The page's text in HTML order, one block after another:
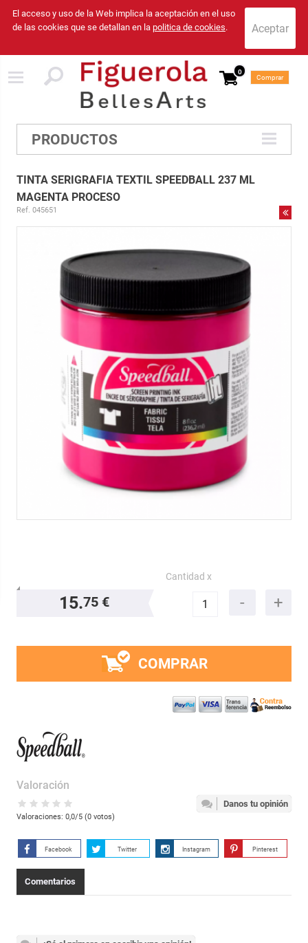
El acceso y uso de la Web implica la aceptación en el uso
de las cookies que se detallan en la politica de cookies.
0
Comprar
PRODUCTOS
TINTA SERIGRAFIA TEXTIL SPEEDBALL 237 ML
MAGENTA PROCESO
Ref. 045651
15.75 €
Cantidad x
COMPRAR
Danos tu opinión
Valoración
Valoraciones: 0,0/5 (0votos)
Facebook Twitter Instagram Pinterest
Comentarios